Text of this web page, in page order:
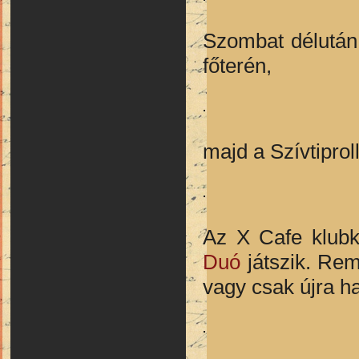
Szombat
főterén,
majd a
Az X Cafe
Duó játszik.
vagy csak újra